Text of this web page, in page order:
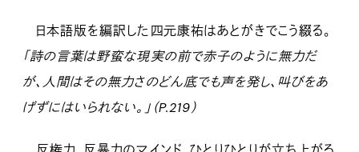
日本語版を編訳した四元康祐はあとがきでこう綴る。
「詩の言葉は野蛮な現実の前で赤子のように無力だ
が、人間はその無力さのどん底でも声を発し、叫びをあ
げずにはいられない。」（P.219）